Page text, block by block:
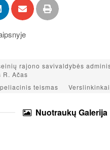
rajono savivaldybės
R. Ačas
teismas
Verslinkinkai
Nuotraukų Galerija